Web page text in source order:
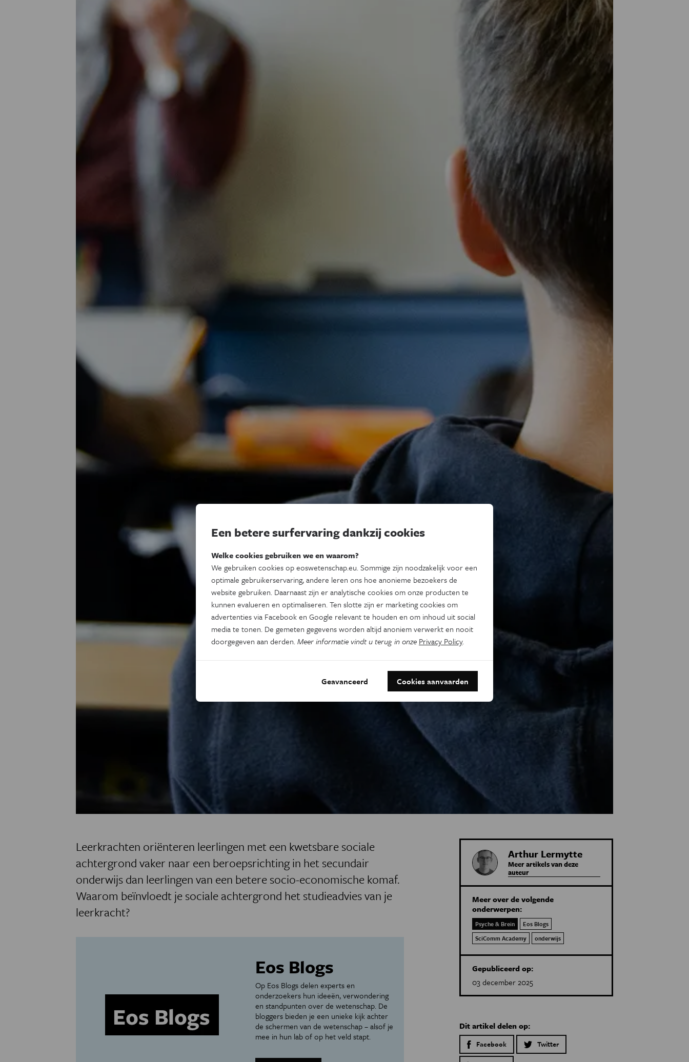
Leerkrachten oriënteren leerlingen met een kwetsbare sociale
achtergrond vaker naar een beroepsrichting in het secundair
onderwijs dan leerlingen van een betere socio-economische komaf.
Waarom beïnvloedt je sociale achtergrond het studieadvies van je
leerkracht?
Eos Blogs
Op Eos Blogs delen experts en
onderzoekers hun ideeën, verwondering
en standpunten over de wetenschap. De
bloggers bieden je een unieke kijk achter
de schermen van de wetenschap – alsof je
mee in hun lab of op het veld stapt.
Arthur Lermytte
Meer artikels van deze
auteur
Meer over de volgende
onderwerpen:
Psyche & Brein
Eos Blogs
SciComm Academy
onderwijs
Gepubliceerd op:
03 december 2025
Dit artikel delen op:
Facebook Twitter
Een betere surfervaring dankzij cookies
Welke cookies gebruiken we en waarom?
We gebruiken cookies op eoswetenschap.eu. Sommige zijn noodzakelijk voor een
optimale gebruikerservaring, andere leren ons hoe anonieme bezoekers de
website gebruiken. Daarnaast zijn er analytische cookies om onze producten te
kunnen evalueren en optimaliseren. Ten slotte zijn er marketing cookies om
advertenties via Facebook en Google relevant te houden en om inhoud uit social
media te tonen. De gemeten gegevens worden altijd anoniem verwerkt en nooit
doorgegeven aan derden.Meer informatie vindt u terug in onze Privacy Policy.
Geavanceerd Cookies aanvaarden